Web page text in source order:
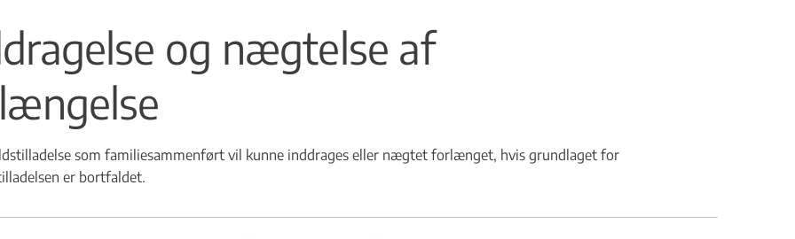
og nægtelse af
som familiesammenført vil kunne inddrages eller nægtet forlænget, hvis grundlaget for
er bortfaldet.